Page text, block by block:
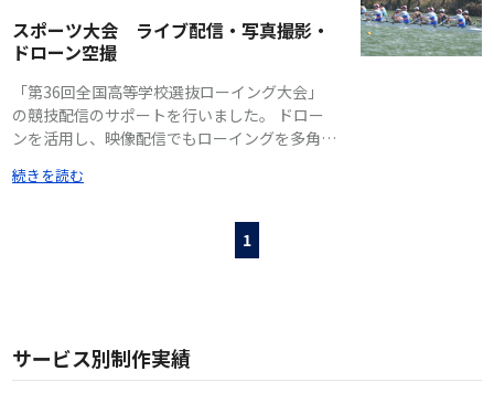
り上げました。 ※ドローン飛行に関しては、
国土交通省等の許可を得て飛行しております。
スポーツ大会 ライブ配信・写真撮影・
ドローン空撮
「第36回全国高等学校選抜ローイング大会」
の競技配信のサポートを行いました。 ドロー
ンを活用し、映像配信でもローイングを多角的
た。 カメラや実況には、大会運営スタッフの
ウを共有しながら、大会を創り上げました。
※国土交通省等の許可を得て飛行しておりま
続きを読む
1
サービス別制作実績